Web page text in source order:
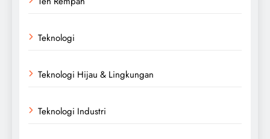
Teknologi
Teknologi Hijau & Lingkungan
Teknologi Industri